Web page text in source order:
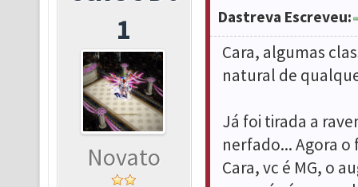
1
Novato
Dastreva Escreveu:
Cara, algumas
natural de
Já foi tirada a
nerfado... Agora o
Cara, vc é MG, o